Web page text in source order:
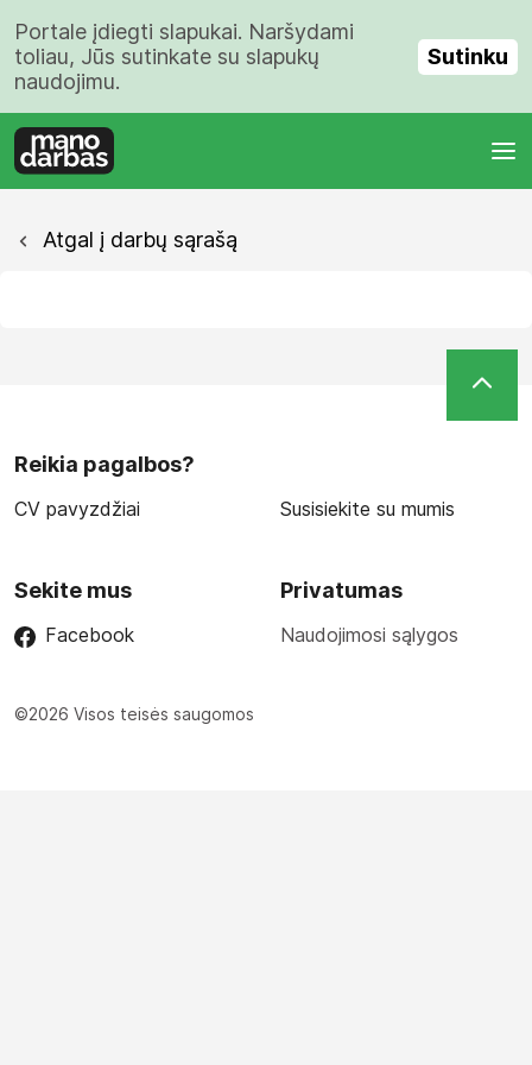
Portale įdiegti slapukai. Naršydami
toliau, Jūs sutinkate su slapukų
naudojimu.
Sutinku
Atgal į darbų sąrašą
Reikia pagalbos?
CV pavyzdžiai Susisiekite su mumis
Sekite mus
Facebook
Privatumas
Naudojimosi sąlygos
©2026 Visos teisės saugomos